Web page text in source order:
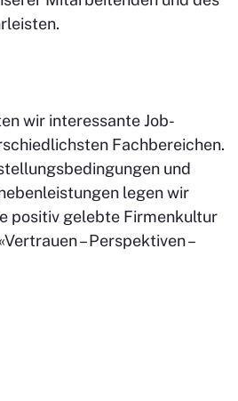
wir interessante Job-
Fachbereichen.
und
legen wir
positiv gelebte Firmenkultur
– Perspektiven –